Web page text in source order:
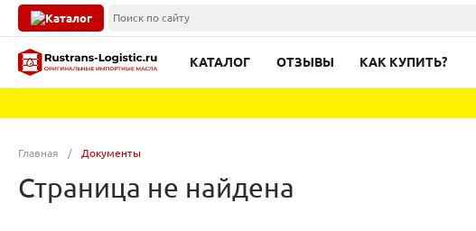
Каталог
КАТАЛОГ ОТЗЫВЫ КАК КУПИТЬ?
Главная / Документы
Страница не найдена